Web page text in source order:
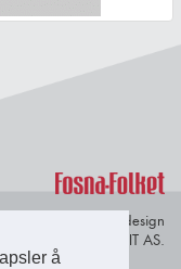
å
Webdesign
av Lindbak IT AS.